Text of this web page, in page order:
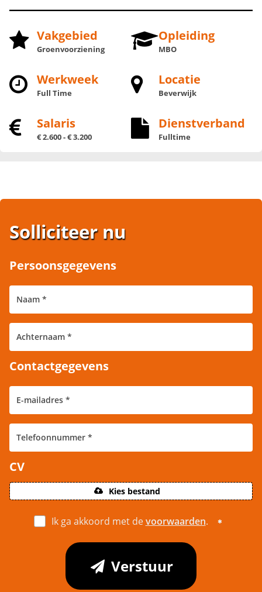
Vakgebied
Groenvoorziening
Opleiding
MBO
Werkweek
Full Time
Locatie
Beverwijk
Salaris
€ 2.600 - € 3.200
Dienstverband
Fulltime
Solliciteer nu
Persoonsgegevens
Contactgegevens
CV
Kies bestand
Ik ga akkoord met devoorwaarden.
Verstuur